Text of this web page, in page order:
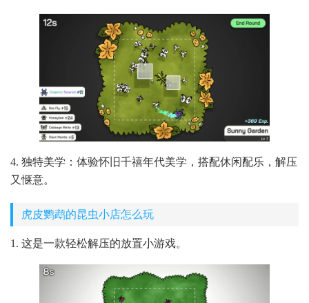
4. 独特美学：体验怀旧千禧年代美学，搭配休闲配乐，解压
又惬意。
虎皮鹦鹉的昆虫小店怎么玩
1. 这是一款轻松解压的放置小游戏。